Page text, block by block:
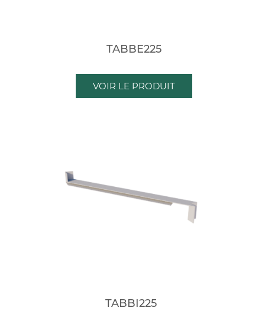
TABBE225
VOIR LE PRODUIT
TABBI225